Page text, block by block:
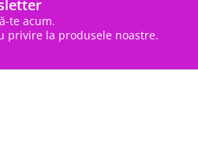
te acum.
privire la produsele noastre.